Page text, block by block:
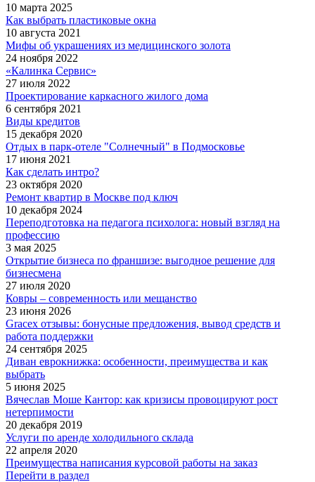
10 марта 2025
Как выбрать пластиковые окна
10 августа 2021
Мифы об украшениях из медицинского золота
24 ноября 2022
«Калинка Сервис»
27 июля 2022
Проектирование каркасного жилого дома
6 сентября 2021
Виды кредитов
15 декабря 2020
Отдых в парк-отеле "Солнечный" в Подмосковье
17 июня 2021
Как сделать интро?
23 октября 2020
Ремонт квартир в Москве под ключ
10 декабря 2024
Переподготовка на педагога психолога: новый взгляд на
профессию
3 мая 2025
Открытие бизнеса по франшизе: выгодное решение для
бизнесмена
27 июля 2020
Ковры – современность или мещанство
23 июня 2026
Gracex отзывы: бонусные предложения, вывод средств и
работа поддержки
24 сентября 2025
Диван еврокнижка: особенности, преимущества и как
выбрать
5 июня 2025
Вячеслав Моше Кантор: как кризисы провоцируют рост
нетерпимости
20 декабря 2019
Услуги по аренде холодильного склада
22 апреля 2020
Преимущества написания курсовой работы на заказ
Перейти в раздел